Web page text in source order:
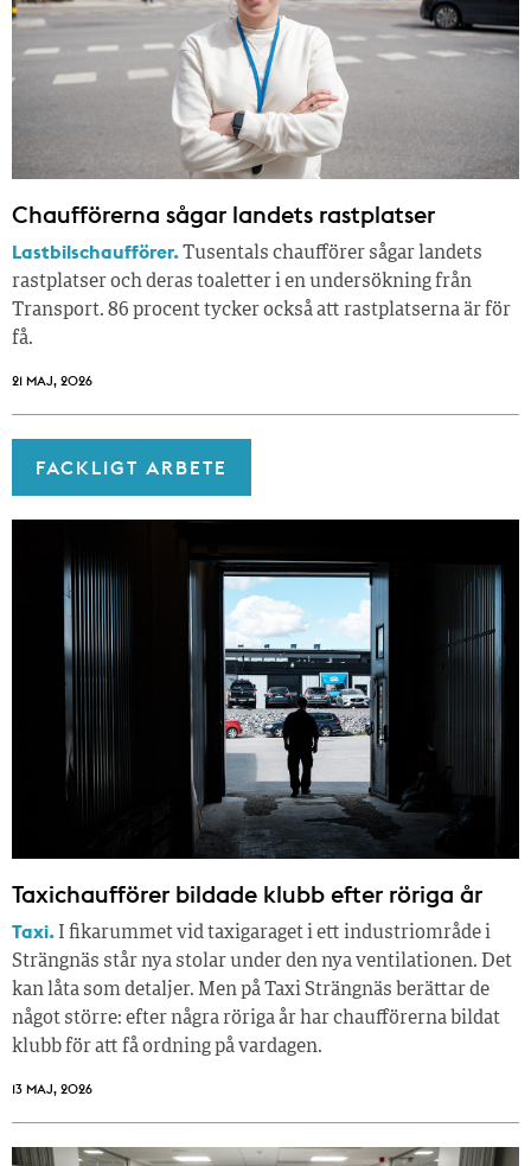
Chaufförerna sågar landets rastplatser
Lastbilschaufförer.Tusentals chaufförer sågar landets
rastplatser och deras toaletter i en undersökning från
Transport. 86 procent tycker också att rastplatserna är för
få.
21 MAJ, 2026
FACKLIGT ARBETE
Taxichaufförer bildade klubb efter röriga år
Taxi. I fikarummet vid taxigaraget i ett industriområde i
Strängnäs står nya stolar under den nya ventilationen. Det
kan låta som detaljer. Men på Taxi Strängnäs berättar de
något större: efter några röriga år har chaufförerna bildat
klubb för att få ordning på vardagen.
13 MAJ, 2026